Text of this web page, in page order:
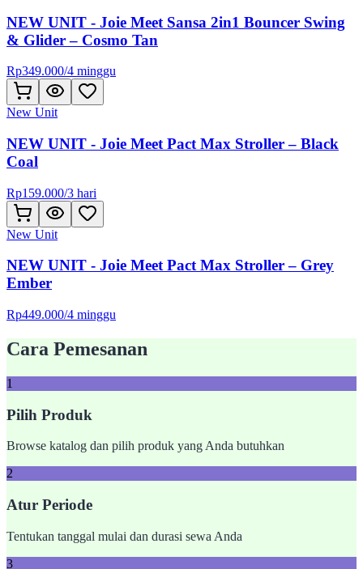
NEW UNIT - Joie Meet Sansa 2in1 Bouncer Swing
& Glider – Cosmo Tan
Rp349.000/4 minggu
New Unit
NEW UNIT - Joie Meet Pact Max Stroller – Black
Coal
Rp159.000/3 hari
New Unit
NEW UNIT - Joie Meet Pact Max Stroller – Grey
Ember
Rp449.000/4 minggu
Cara Pemesanan
1
Pilih Produk
Browse katalog dan pilih produk yang Anda butuhkan
2
Atur Periode
Tentukan tanggal mulai dan durasi sewa Anda
3